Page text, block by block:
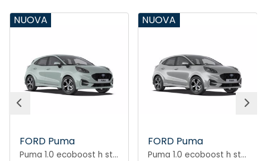
NUOVA
FORD Puma
Puma 1.0 ecoboost h st-line 125cv
NUOVA
FORD Puma
Puma 1.0 ecoboost h st-line 125cv